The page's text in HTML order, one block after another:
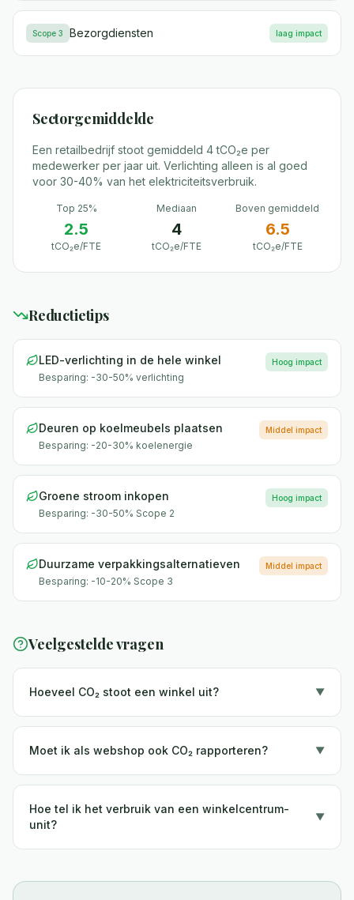
Scope 3 Bezorgdiensten laag impact
Sectorgemiddelde
Een retailbedrijf stoot gemiddeld 4 tCO₂e per
medewerker per jaar uit. Verlichting alleen is al goed
voor 30-40% van het elektriciteitsverbruik.
Top 25%
2.5
tCO₂e/FTE
Mediaan
4
tCO₂e/FTE
Boven gemiddeld
6.5
tCO₂e/FTE
Reductietips
LED-verlichting in de hele winkel
Besparing: -30-50% verlichting
Hoog impact
Deuren op koelmeubels plaatsen
Besparing: -20-30% koelenergie
Middel impact
Groene stroom inkopen
Besparing: -30-50% Scope 2
Hoog impact
Duurzame verpakkingsalternatieven
Besparing: -10-20% Scope 3
Middel impact
Veelgestelde vragen
Hoeveel CO₂ stoot een winkel uit? ▼
Moet ik als webshop ook CO₂ rapporteren? ▼
Hoe tel ik het verbruik van een winkelcentrum-
unit?
▼